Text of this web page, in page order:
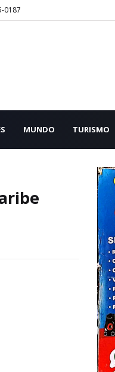
0187
MUNDO TURISMO